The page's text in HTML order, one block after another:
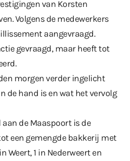
van Korsten
Volgens de medewerkers
aangevraagd.
gevraagd, maar heeft tot
morgen verder ingelicht
de hand is en wat het vervolg
de Maaspoort is de
een gemengde bakkerij met
Weert, 1 in Nederweert en